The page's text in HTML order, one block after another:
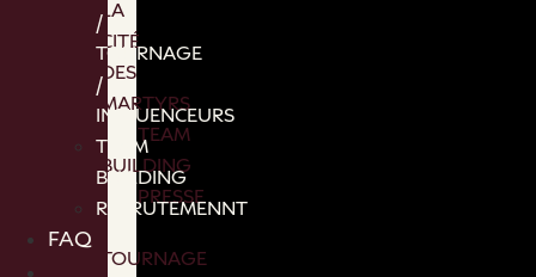
LA
CITÉ
DES
MARTYRS
TEAM
BUILDING
PRESSE
TOURNAGE
/
TOURNAGE
/
INFLUENCEURS
TEAM
BUILDING
RECRUTEMENNT
FAQ